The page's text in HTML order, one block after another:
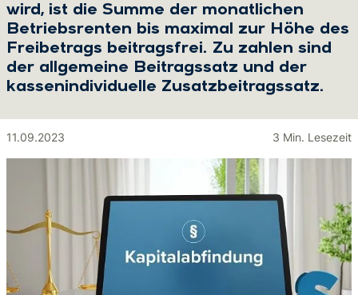
wird, ist die Summe der monatlichen
Betriebsrenten bis maximal zur Höhe des
Freibetrags beitragsfrei. Zu zahlen sind
der allgemeine Beitragssatz und der
kassenindividuelle Zusatzbeitragssatz.
11.09.2023 3 Min. Lesezeit